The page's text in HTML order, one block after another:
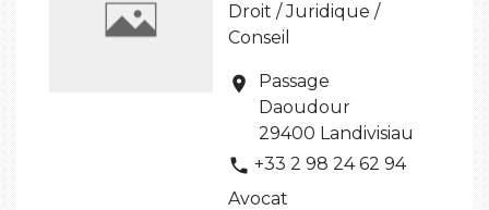
Droit / Juridique /
Conseil
location_on
Passage
Daoudour
29400 Landivisiau
phone +33 2 98 24 62 94
Avocat